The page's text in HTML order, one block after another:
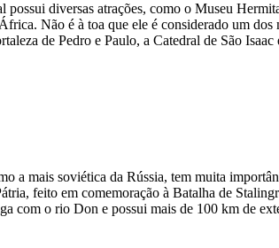
diversas atrações, como o Museu
Não é à toa que ele é considerado um
de Pedro e Paulo, a Catedral de São
a mais soviética da Rússia, tem muita
feito em comemoração à Batalha de
com o rio Don e possui mais de 100 km de